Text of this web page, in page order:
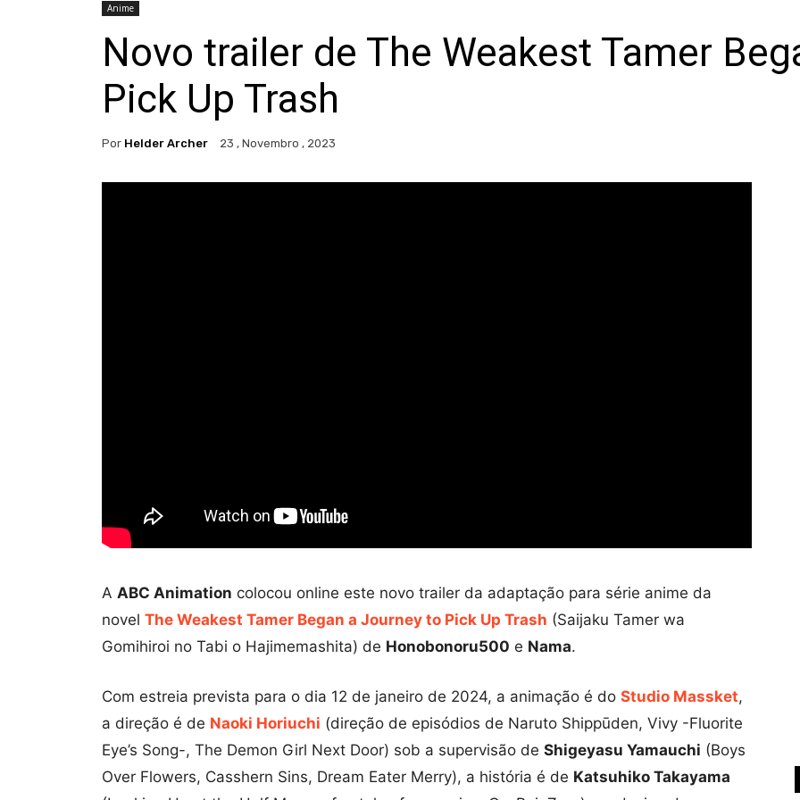
Anime
Novo trailer de The Weakest Tamer
Pick Up Trash
Por Helder Archer 23 , Novembro , 2023
A ABC Animation colocou online este novo trailer da adaptação para série anime da
novel The Weakest Tamer Began a Journey to Pick Up Trash (Saijaku Tamer wa
Gomihiroi no Tabi o Hajimemashita) de Honobonoru500 e Nama.
Com estreia prevista para o dia 12 de janeiro de 2024, a animação é do Studio Massket,
a direção é de Naoki Horiuchi (direção de episódios de Naruto Shippūden, Vivy -Fluorite
Eye’s Song-, The Demon Girl Next Door) sob a supervisão de Shigeyasu Yamauchi (Boys
Over Flowers, Casshern Sins, Dream Eater Merry), a história é de Katsuhiko Takayama